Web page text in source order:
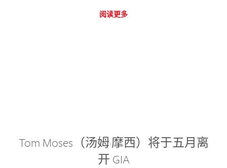
阅读更多
Tom Moses（汤姆·摩西）将于五月离
开 GIA